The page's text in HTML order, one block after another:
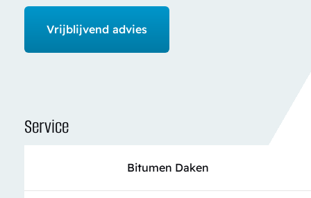
Vrijblijvend advies
Service
Bitumen Daken